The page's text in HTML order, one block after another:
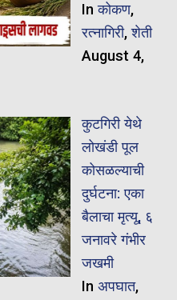
Inकोकण,
रत्नागिरी,शेती
August 4,
कुटगिरी येथे
लोखंडी पूल
कोसळल्याची
दुर्घटना: एका
बैलाचा मृत्यू, ६
जनावरे गंभीर
जखमी
In अपघात,